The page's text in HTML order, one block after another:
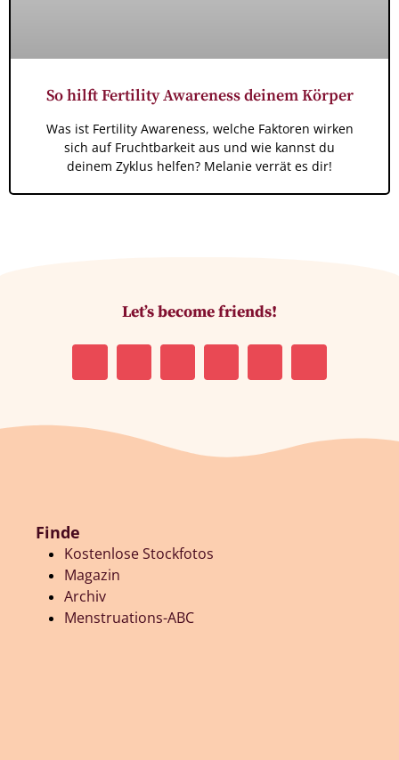
So hilft Fertility Awareness deinem Körper
Was ist Fertility Awareness, welche Faktoren wirken
sich auf Fruchtbarkeit aus und wie kannst du
deinem Zyklus helfen? Melanie verrät es dir!
Let’s become friends!
Finde
Kostenlose Stockfotos
Magazin
Archiv
Menstruations-ABC